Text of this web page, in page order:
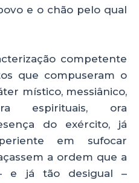
e o chão pelo qual
competente
que compuseram o
místico, messiânico,
espirituais, ora
do exército, já
em sufocar
a ordem que a
e já tão desigual –